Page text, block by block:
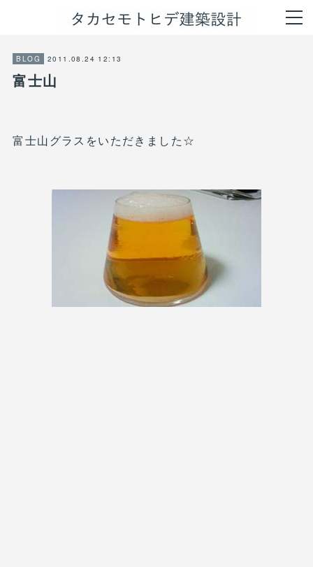
BLOG 2011.08.24 12:13
富士山
富士山グラスをいただきました☆